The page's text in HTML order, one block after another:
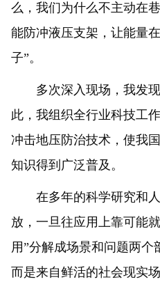
么，我们为什么不主动在
能防冲液压支架，让能量
子”。
多次深入现场，我发现
此，我组织全行业科技工
冲击地压防治技术，使我
知识得到广泛普及。
在多年的科学研究和人
放，一旦往应用上靠可能
用”分解成场景和问题两个
而是来自鲜活的社会现实场